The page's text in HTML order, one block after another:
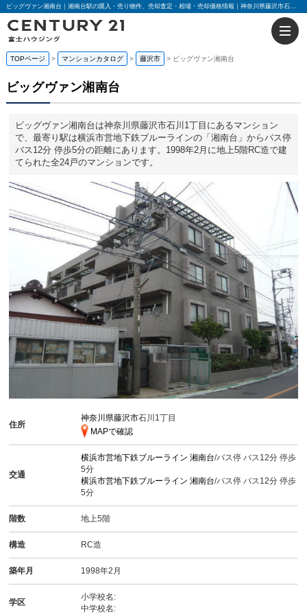
ビッグヴァン湘南台｜湘南台駅の購入・売り物件、売却査定・相場・売却価格情報｜神奈川県藤沢市石川1丁目のマンション情報｜センチュリー21富士ハウジング
TOPページ マンションカタログ 藤沢市 ビッグヴァン湘南台
ビッグヴァン湘南台
ビッグヴァン湘南台は神奈川県藤沢市石川1丁目にあるマンション
で、最寄り駅は横浜市営地下鉄ブルーラインの「湘南台」からバス停
バス12分 停歩5分の距離にあります。1998年2月に地上5階RC造で建
てられた全24戸のマンションです。
住所
神奈川県藤沢市石川1丁目
MAPで確認
交通
横浜市営地下鉄ブルーライン湘南台/バス停 バス12分 停歩
5分
横浜市営地下鉄ブルーライン湘南台/バス停 バス12分 停歩
5分
階数 地上5階
構造 RC造
築年月 1998年2月
学区
小学校名:
中学校名: